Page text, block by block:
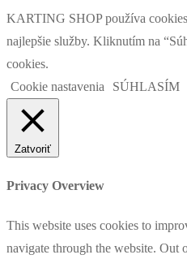
KARTING SHOP používa
najlepšie služby. Kliknutím na
cookies.
Cookie nastavenia
SÚHLASÍM
Zatvoriť
Privacy Overview
This website uses cookies to
navigate through the website. Out